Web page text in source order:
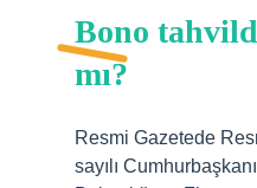
Bono
mı?
Resmi Gazetede
sayılı